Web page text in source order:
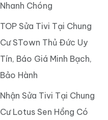
Nhanh Chóng
TOP Sửa Tivi Tại Chung
Cư STown Thủ Đức Uy
Tín, Báo Giá Minh Bạch,
Bảo Hành
Nhận Sửa Tivi Tại Chung
Cư Lotus Sen Hồng Có